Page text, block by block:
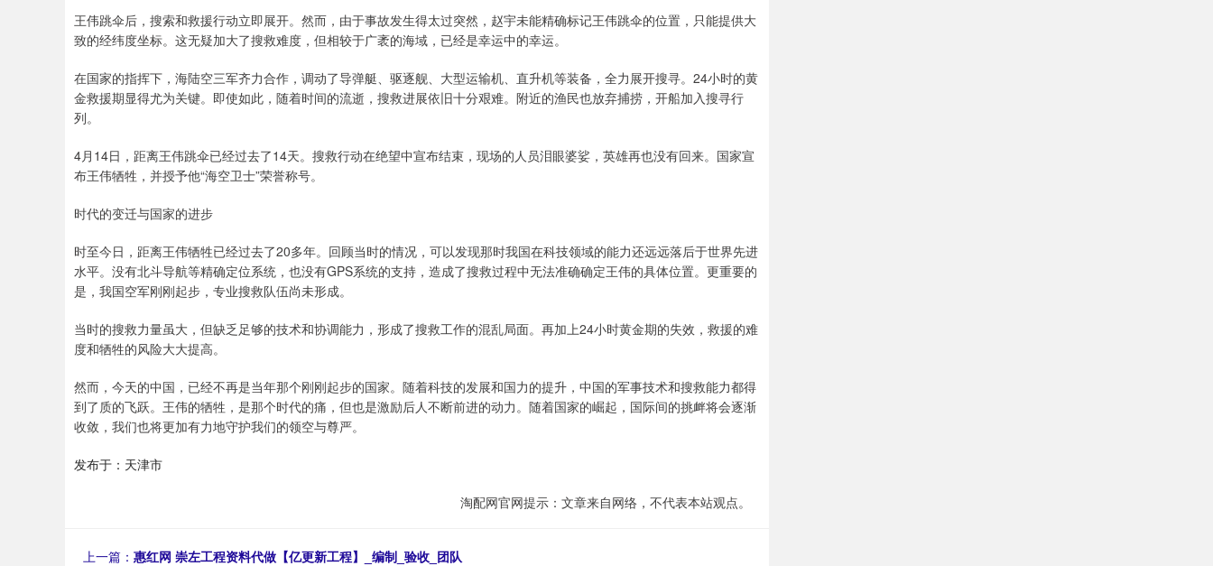
王伟跳伞后，搜索和救援行动立即展开。然而，由于事故发生得太过突然，赵宇未能精确标记王伟跳伞的位置，只能提供大
致的经纬度坐标。这无疑加大了搜救难度，但相较于广袤的海域，已经是幸运中的幸运。
在国家的指挥下，海陆空三军齐力合作，调动了导弹艇、驱逐舰、大型运输机、直升机等装备，全力展开搜寻。24小时的黄
金救援期显得尤为关键。即使如此，随着时间的流逝，搜救进展依旧十分艰难。附近的渔民也放弃捕捞，开船加入搜寻行
列。
4月14日，距离王伟跳伞已经过去了14天。搜救行动在绝望中宣布结束，现场的人员泪眼婆娑，英雄再也没有回来。国家宣
布王伟牺牲，并授予他“海空卫士”荣誉称号。
时代的变迁与国家的进步
时至今日，距离王伟牺牲已经过去了20多年。回顾当时的情况，可以发现那时我国在科技领域的能力还远远落后于世界先进
水平。没有北斗导航等精确定位系统，也没有GPS系统的支持，造成了搜救过程中无法准确确定王伟的具体位置。更重要的
是，我国空军刚刚起步，专业搜救队伍尚未形成。
当时的搜救力量虽大，但缺乏足够的技术和协调能力，形成了搜救工作的混乱局面。再加上24小时黄金期的失效，救援的难
度和牺牲的风险大大提高。
然而，今天的中国，已经不再是当年那个刚刚起步的国家。随着科技的发展和国力的提升，中国的军事技术和搜救能力都得
到了质的飞跃。王伟的牺牲，是那个时代的痛，但也是激励后人不断前进的动力。随着国家的崛起，国际间的挑衅将会逐渐
收敛，我们也将更加有力地守护我们的领空与尊严。
发布于：天津市
淘配网官网提示：文章来自网络，不代表本站观点。
上一篇： 惠红网 崇左工程资料代做【亿更新工程】_编制_验收_团队